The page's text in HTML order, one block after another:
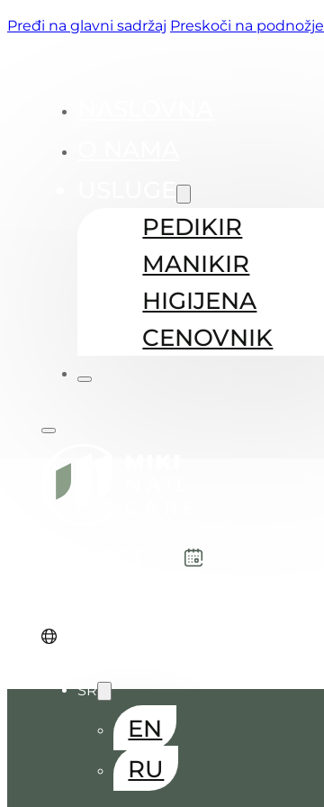
Pređi na glavni sadržaj Preskoči na podnožje
USLUGE
PEDIKIR
MANIKIR
HIGIJENA
CENOVNIK
SR
EN
RU